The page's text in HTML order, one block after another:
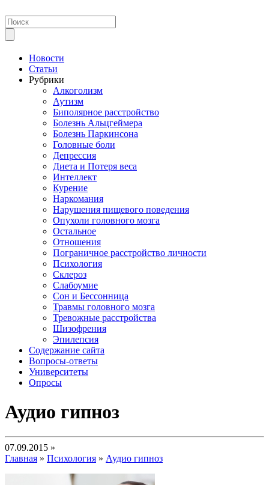
Новости
Статьи
Рубрики
Алкоголизм
Аутизм
Биполярное расстройство
Болезнь Альцгеймера
Болезнь Паркинсона
Головные боли
Депрессия
Диета и Потеря веса
Интеллект
Курение
Наркомания
Нарушения пищевого поведения
Опухоли головного мозга
Остальное
Отношения
Пограничное расстройство личности
Психология
Склероз
Слабоумие
Сон и Бессонница
Травмы головного мозга
Тревожные расстройства
Шизофрения
Эпилепсия
Содержание сайта
Вопросы-ответы
Университеты
Опросы
Аудио гипноз
07.09.2015 »
Главная » Психология » Аудио гипноз